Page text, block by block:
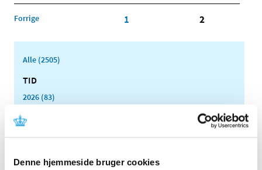
Denne hjemmeside bruger cookies
Forrige 1 2
Alle (2505)
TID
2026 (83)
2024 (224)
november (28)